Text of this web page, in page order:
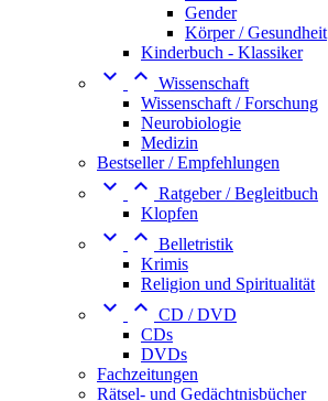
Gender
Körper / Gesundheit
Kinderbuch - Klassiker
  Wissenschaft
Wissenschaft / Forschung
Neurobiologie
Medizin
Bestseller / Empfehlungen
  Ratgeber / Begleitbuch
Klopfen
  Belletristik
Krimis
Religion und Spiritualität
  CD / DVD
CDs
DVDs
Fachzeitungen
Rätsel- und Gedächtnisbücher